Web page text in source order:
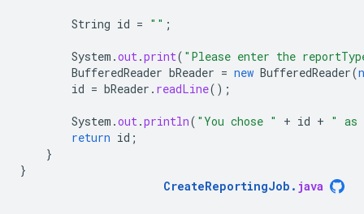
String id = "" ;
System .out.print( "Please enter the
BufferedReader bReader = new BufferedReader(
id = bReader . readLine();
System .out.println( "You chose " + id + " as
return id ;
}
}
CreateReportingJob . java